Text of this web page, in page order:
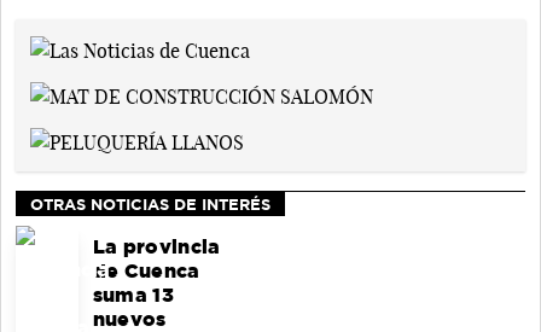
OTRAS NOTICIAS DE INTERÉS
La provincia
de Cuenca
suma 13
nuevos